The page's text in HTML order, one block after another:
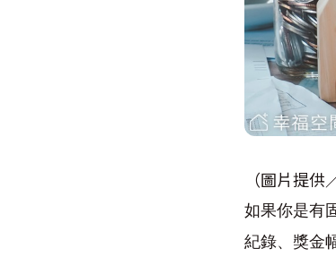
（圖片提供
如果你是有
紀錄、獎金